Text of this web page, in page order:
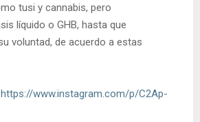
tusi y cannabis, pero
líquido o GHB, hasta que
voluntad, de acuerdo a estas
https://www.instagram.com/p/C2Ap-